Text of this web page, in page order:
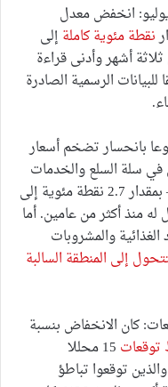
انخفض معدل
نقطة مئوية كاملة إلى
أشهر وأدنى قراءة
منذ ديسمبر 2022، وفقا للبيانات الرسمية الصادرة
بانحسار تضخم أسعار
في سلة السلع والخدمات
المستخدمة لحساب التضخم الرئيسي — بمقدار 2.7 نقطة مئوية إلى
منذ أكثر من عامين. أما
والمشروبات
إلى المنطقة السالبة
كان الانخفاض بنسبة
15 محللا
توقعوا تباطؤ